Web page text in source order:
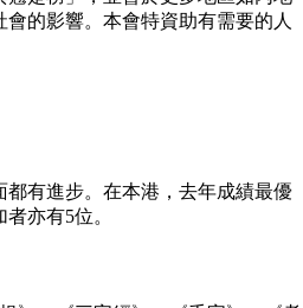
的影響。本會特資助有需要的人
都有進步。在本港，去年成績最優
者亦有5位。